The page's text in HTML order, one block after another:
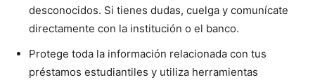
desconocidos. Si tienes dudas, cuelga y comunícate
directamente con la institución o el banco.
Protege toda la información relacionada con tus
préstamos estudiantiles y utiliza herramientas